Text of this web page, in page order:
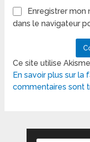
Enregistrer mon
dans le navigateur
Ce site utilise
En savoir plus sur
commentaires sont